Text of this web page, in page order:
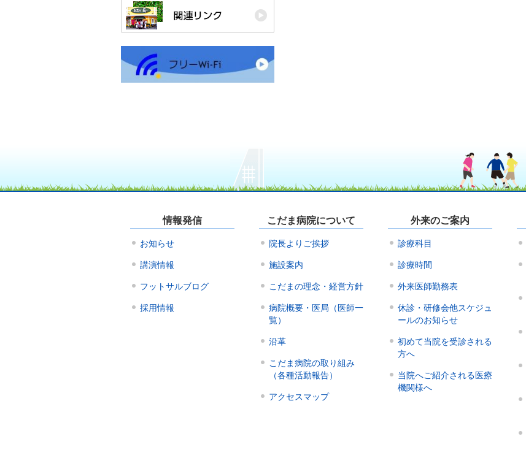
情報発信
お知らせ
講演情報
フットサルブログ
採用情報
こだま病院について
院長よりご挨拶
施設案内
こだまの理念・経営方針
病院概要・医局（医師一
覧）
沿革
こだま病院の取り組み
（各種活動報告）
アクセスマップ
外来のご案内
診療科目
診療時間
外来医師勤務表
休診・研修会他スケジュ
ールのお知らせ
初めて当院を受診される
方へ
当院へご紹介される医療
機関様へ